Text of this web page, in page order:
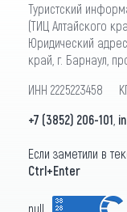
Туристский
(ТИЦ Алтайского
Юридический
край, г. Барнаул,
ИНН 2225223458
+7 (3852) 206-101
Если заметили в
Ctrl+Enter
null